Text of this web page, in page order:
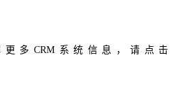
多CRM系统信息，请点击